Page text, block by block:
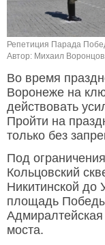
Репетиция Парада
Автор: Михаил
Во время
Воронеже на
действовать
Пройти на
только без
Под
Кольцовский
Никитинской до
площадь
моста.